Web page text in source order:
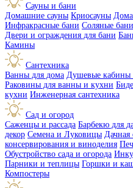
Сауны и бани
Домашние сауны Криосауны
Инфракрасные бани Соляные бани
Двери и ограждения для бани
Камины
Сантехника
Ванны для дома Душевые кабины
Раковины для ванны и кухни Биде
кухни Инженерная сантехника
Сад и огород
Саженцы и рассада Барбекю для
декор Семена и Луковицы Дачная
консервирования и виноделия
Обустройство сада и огорода
Парники и теплицы Горшки и
Компостеры